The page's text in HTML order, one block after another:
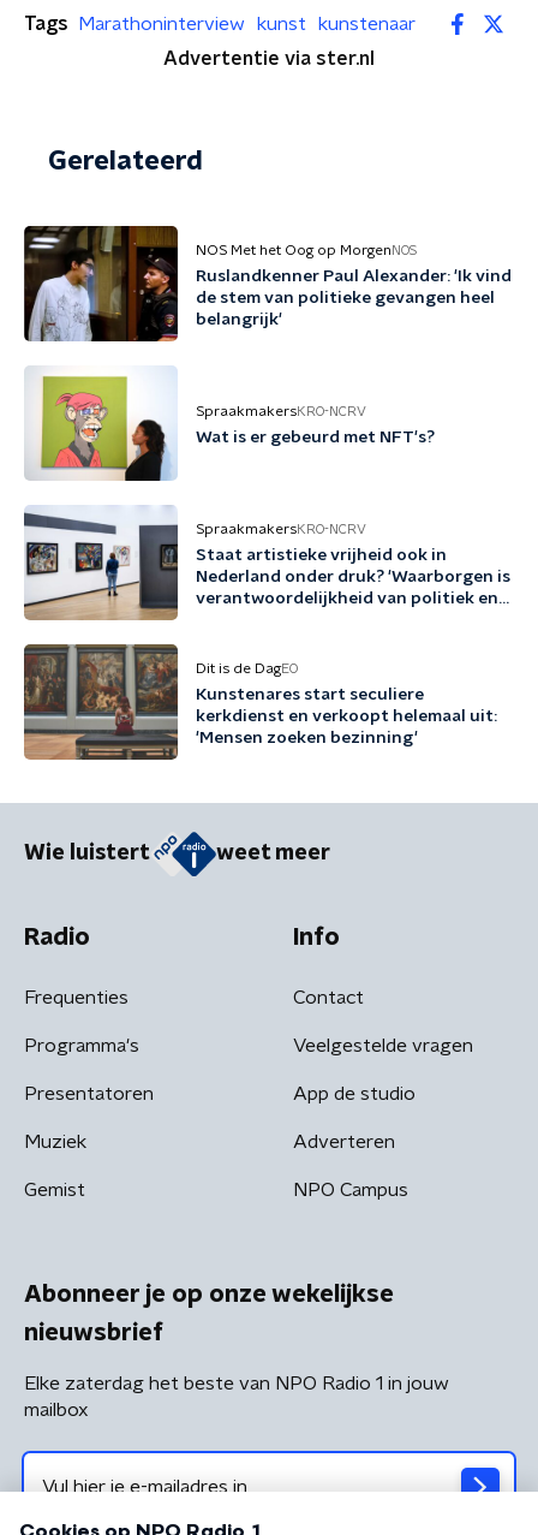
Tags Marathoninterview kunst
kunstenaar
Advertentie via ster.nl
Gerelateerd
NOS Met het Oog op Morgen NOS
Ruslandkenner Paul Alexander: 'Ik vind
de stem van politieke gevangen heel
belangrijk'
SpraakmakersKRO-NCRV
Wat is er gebeurd met NFT's?
SpraakmakersKRO-NCRV
Staat artistieke vrijheid ook in
Nederland onder druk? 'Waarborgen is
verantwoordelijkheid van politiek en
Dit is de DagEO
Kunstenares start seculiere
kerkdienst en verkoopt helemaal uit:
'Mensen zoeken bezinning'
Wie luistert weet meer
Radio
Frequenties
Programma's
Presentatoren
Muziek
Gemist
Info
Contact
Veelgestelde vragen
App de studio
Adverteren
NPO Campus
Abonneer je op onze wekelijkse
nieuwsbrief
Elke zaterdag het beste van NPO Radio 1 in jouw
mailbox